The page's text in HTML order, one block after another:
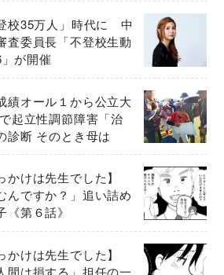
校35万人」時代に 中
査委員長「不登校生動
が開催
績オール１から公立大
起立性調節障害「治
診断 そのとき母は
かけは先生でした】
んですか？」追い詰め
《第６話》
かけは先生でした】
間は損する」担任の一